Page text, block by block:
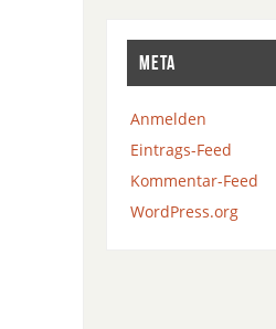
META
Anmelden
Eintrags-Feed
Kommentar-Feed
WordPress.org